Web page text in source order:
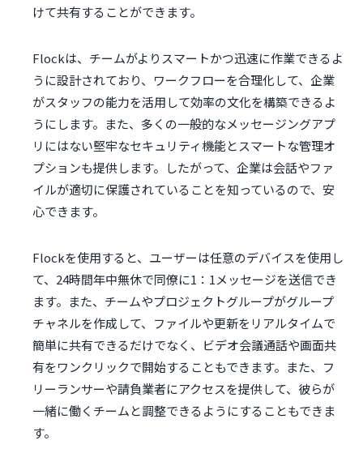
けて共有することができます。
Flockは、チームがよりスマートかつ迅速に作業できるよ
うに設計されており、ワークフローを合理化して、企業
がスタッフの能力を活用して効率の文化を構築できるよ
うにします。また、多くの一般的なメッセージングアプ
リにはない堅牢なセキュリティ機能とスマートな管理オ
プションも提供します。したがって、企業は会話やファ
イルが適切に保護されていることを知っているので、安
心できます。
Flockを使用すると、ユーザーは任意のデバイスを使用し
て、24時間年中無休で同僚に1：1メッセージを送信でき
ます。また、チームやプロジェクトグループがグループ
チャネルを作成して、ファイルや更新をリアルタイムで
簡単に共有できるだけでなく、ビデオ会議通話や画面共
有をワンクリックで開始することもできます。また、フ
リーランサーや請負業者にアクセスを提供して、彼らが
一緒に働くチームと調整できるようにすることもできま
す。